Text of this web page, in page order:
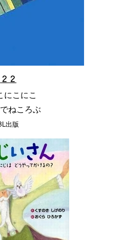
２２
にこにこ
ねころぶ
出版